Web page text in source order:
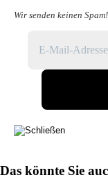
Wir senden keinen
Das könnte Sie